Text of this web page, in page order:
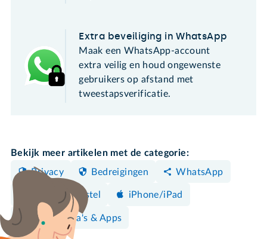
Extra beveiliging in WhatsApp
Maak een WhatsApp-account
extra veilig en houd ongewenste
gebruikers op afstand met
tweestapsverificatie.
Bekijk meer artikelen met de categorie:
Privacy
Bedreigingen WhatsApp
Android-toestel iPhone/iPad
Programma's & Apps